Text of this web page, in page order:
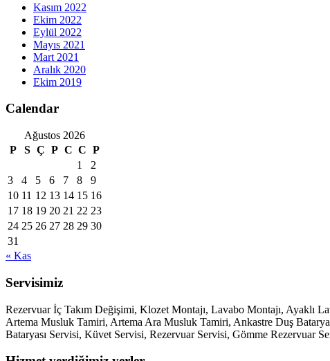
Kasım 2022
Ekim 2022
Eylül 2022
Mayıs 2021
Mart 2021
Aralık 2020
Ekim 2019
Calendar
Ağustos 2026
P
S Ç P C C P
1
2
3
4 5 6 7 8
9
10 11 12 13 14 15 16
17 18 19 20 21 22 23
24 25 26 27 28 29 30
31
« Kas
Servisimiz
Rezervuar İç Takım Değişimi, Klozet Montajı, Lavabo Montajı, Ayaklı
Artema Musluk Tamiri, Artema Ara Musluk Tamiri, Ankastre Duş
Bataryası Servisi, Küvet Servisi, Rezervuar Servisi, Gömme Rezervuar